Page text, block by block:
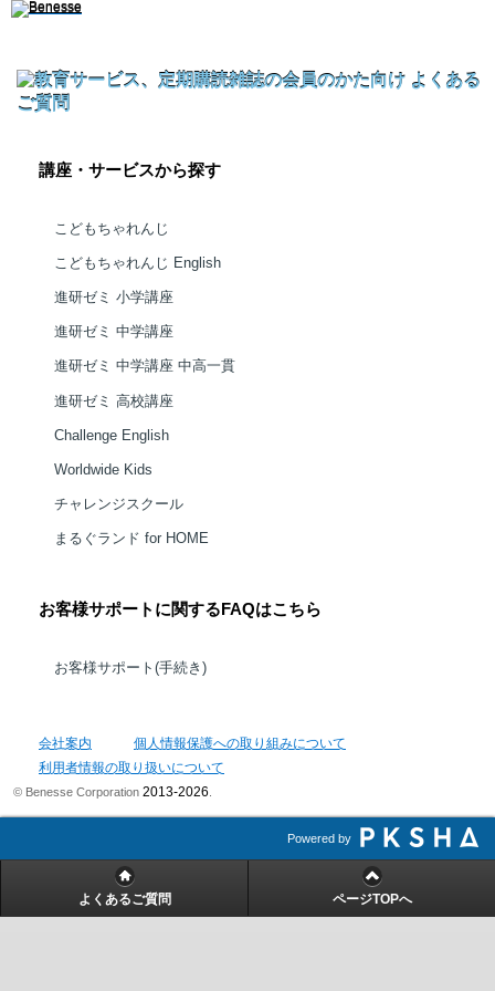
講座・サービスから探す
こどもちゃれんじ
こどもちゃれんじ English
進研ゼミ 小学講座
進研ゼミ 中学講座
進研ゼミ 中学講座 中高一貫
進研ゼミ 高校講座
Challenge English
Worldwide Kids
チャレンジスクール
まるぐランド for HOME
お客様サポートに関するFAQはこちら
お客様サポート(手続き)
会社案内
個人情報保護への取り組みについて
利用者情報の取り扱いについて
© Benesse Corporation 2013-2026
Powered by